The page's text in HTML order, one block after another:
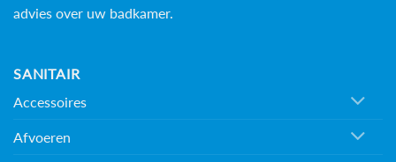
advies over uw badkamer.
SANITAIR
Accessoires
Afvoeren